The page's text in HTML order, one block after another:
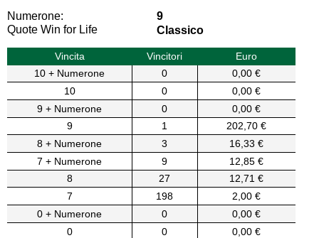
Numerone:
9
Quote Win for Life
Classico
Vincita Vincitori
Euro
10 + Numerone
0
0,00 €
10
0
0,00 €
9 + Numerone
0
0,00 €
9
1
202,70 €
8 + Numerone
3
16,33 €
7 + Numerone
9
12,85 €
8
27
12,71 €
7
198
2,00 €
0 + Numerone
0
0,00 €
0
0
0,00 €